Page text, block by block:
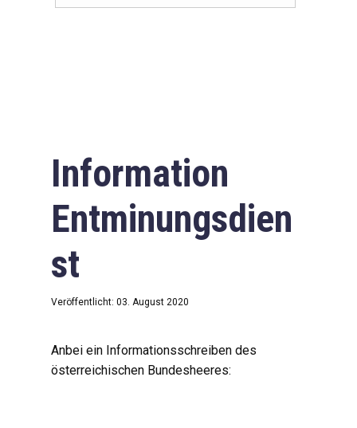
Information
Entminungsdien
st
Veröffentlicht: 03. August 2020
Anbei ein Informationsschreiben des
österreichischen Bundesheeres: